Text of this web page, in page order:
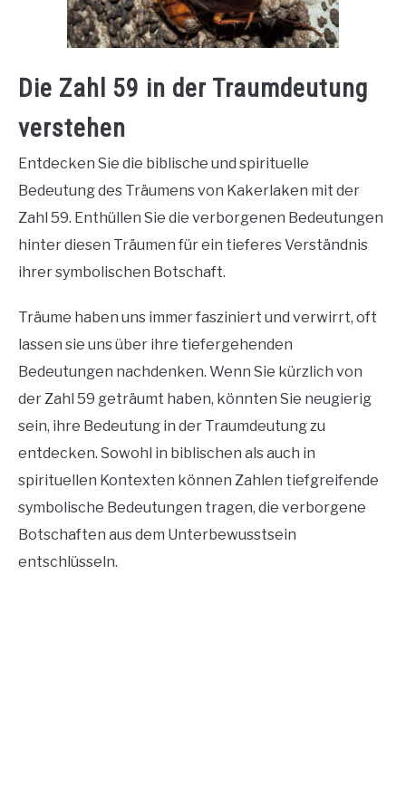
Die Zahl 59 in der Traumdeutung
verstehen
Entdecken Sie die biblische und spirituelle
Bedeutung des Träumens von Kakerlaken mit der
Zahl 59. Enthüllen Sie die verborgenen Bedeutungen
hinter diesen Träumen für ein tieferes Verständnis
ihrer symbolischen Botschaft.
Träume haben uns immer fasziniert und verwirrt, oft
lassen sie uns über ihre tiefergehenden
Bedeutungen nachdenken. Wenn Sie kürzlich von
der Zahl 59 geträumt haben, könnten Sie neugierig
sein, ihre Bedeutung in der Traumdeutung zu
entdecken. Sowohl in biblischen als auch in
spirituellen Kontexten können Zahlen tiefgreifende
symbolische Bedeutungen tragen, die verborgene
Botschaften aus dem Unterbewusstsein
entschlüsseln.